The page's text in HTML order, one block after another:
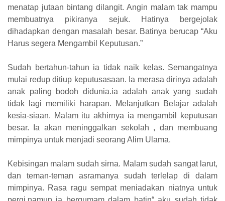
menatap jutaan bintang dilangit. Angin malam tak mampu
membuatnya pikiranya sejuk. Hatinya bergejolak
dihadapkan dengan masalah besar. Batinya berucap “Aku
Harus segera Mengambil Keputusan.”
Sudah bertahun-tahun ia tidak naik kelas. Semangatnya
mulai redup ditiup keputusasaan. Ia merasa dirinya adalah
anak paling bodoh didunia.ia adalah anak yang sudah
tidak lagi memiliki harapan. Melanjutkan Belajar adalah
kesia-siaan. Malam itu akhirnya ia mengambil keputusan
besar. Ia akan meninggalkan sekolah , dan membuang
mimpinya untuk menjadi seorang Alim Ulama.
Kebisingan malam sudah sirna. Malam sudah sangat larut,
dan teman-teman asramanya sudah terlelap di dalam
mimpinya. Rasa ragu sempat meniadakan niatnya untuk